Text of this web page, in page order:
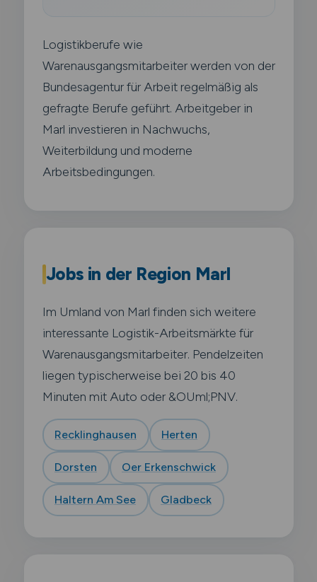
Logistikberufe wie
Warenausgangsmitarbeiter werden von der
Bundesagentur für Arbeit regelmäßig als
gefragte Berufe geführt. Arbeitgeber in
Marl investieren in Nachwuchs,
Weiterbildung und moderne
Arbeitsbedingungen.
Jobs in der Region Marl
Im Umland von Marl finden sich weitere
interessante Logistik-Arbeitsmärkte für
Warenausgangsmitarbeiter. Pendelzeiten
liegen typischerweise bei 20 bis 40
Minuten mit Auto oder &OUml;PNV.
Recklinghausen Herten
Dorsten Oer Erkenschwick
Haltern Am See Gladbeck